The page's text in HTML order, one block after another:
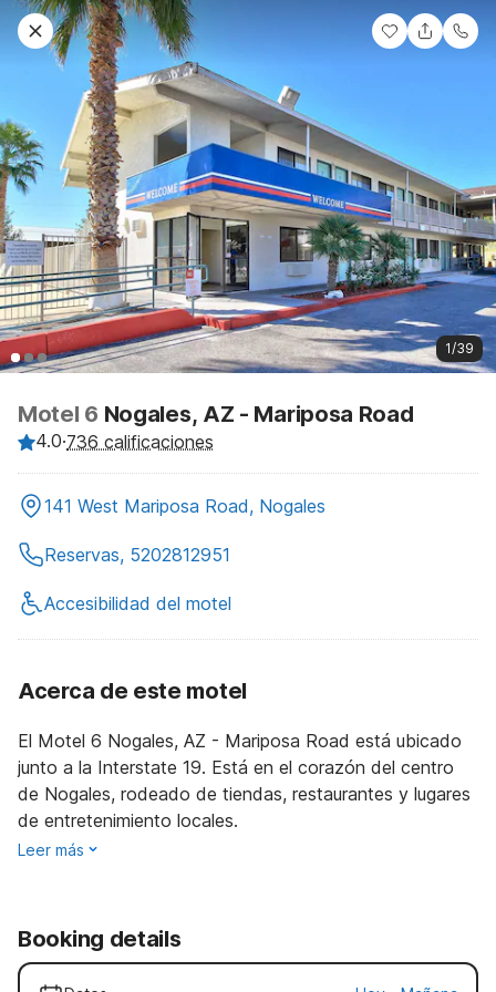
1/39
Motel 6 Nogales, AZ - Mariposa Road
4.0·736 calificaciones
141 West Mariposa Road, Nogales
Reservas, 5202812951
Accesibilidad del motel
Acerca de este motel
El Motel 6 Nogales, AZ - Mariposa Road está ubicado
junto a la Interstate 19. Está en el corazón del centro
de Nogales, rodeado de tiendas, restaurantes y lugares
de entretenimiento locales.
Leer más
Booking details